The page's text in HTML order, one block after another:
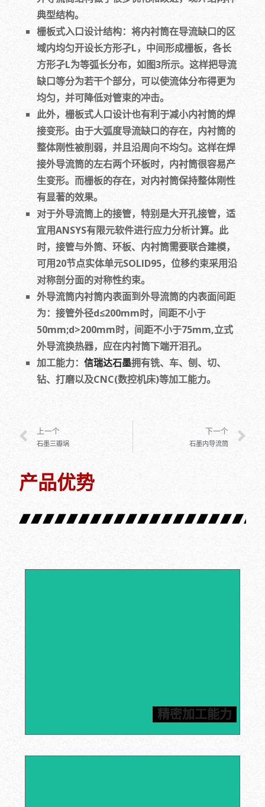
典型结构。
栅板式入口设计结构：将内衬筒在导流缺口的区
域内均匀开设长方形孑L，中间形成栅板，各长
方形孑L为等弧长分布，如图3所示。这样把导流
缺口等分为若干个部分，可以使流体分布得更为
均匀，并可降低对管束的冲击。
此外，栅板式人口设计也有利于减小内衬筒的焊
接变形。由于大弧度导流缺口的存在，内衬筒的
整体刚性被削弱，并且沿周向不均匀。这样在焊
接外导流筒的左右两个环板时，内衬筒很容易产
生变形。而栅板的存在，对内衬筒保持整体刚性
有显著的效果。
对于外导流筒上的接管，特别是大开孔接管，适
宜用ANSYS有限元软件进行应力分析计算。此
时，接管与外筒、环板、内衬筒需要联合建模，
可用20节点实体单元SOLID95，位移约束采用沿
对称剖分面的对称性约束。
外导流筒内衬筒内表面到外导流筒的内表面间距
为：接管外径d≤200mm时，间距不小于
50mm;d>200mm时，间距不小于75mm,立式
外导流换热器，应在内衬筒下端开泪孔。
加工能力：信瑞达石墨拥有铣、车、刨、切、
钻、打磨以及CNC(数控机床)等加工能力。
上一个
石墨三瓣埚
下一个
石墨内导流筒
产品优势
精密加工能力
工设备，能够满足客户对石墨加工件高精度的要求，所有
产品均按照图纸进行加工。